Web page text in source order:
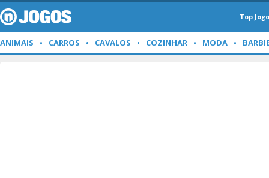
Top
ANIMAIS CARROS CAVALOS COZINHAR MODA